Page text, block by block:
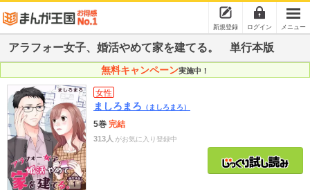
新規登録 ログイン メニュー
アラフォー女子、婚活やめて家を建てる。 単行本版
無料キャンペーン実施中！
女性
ましろまろ （ましろまろ）
5巻 完結
313人 がお気に入り登録中